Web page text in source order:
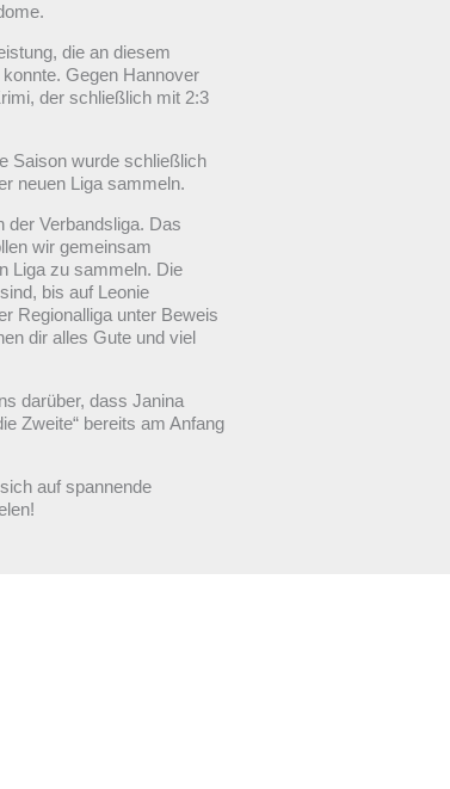
die an diesem
Gegen Hannover
der schließlich mit 2:3
Saison wurde schließlich
neuen Liga sammeln.
der Verbandsliga. Das
wir gemeinsam
Liga zu sammeln. Die
bis auf Leonie
Regionalliga unter Beweis
dir alles Gute und viel
darüber, dass Janina
Zweite“ bereits am Anfang
auf spannende